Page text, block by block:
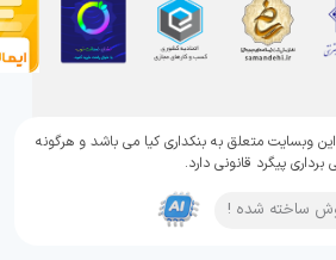
وبسایت متعلق به بنکداری کیا می باشد و هرگونه
برداری پیگرد قانونی دارد.
ساخته شده !